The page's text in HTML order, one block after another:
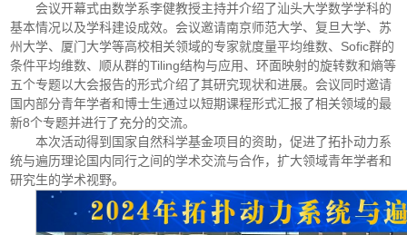
会议开幕式由数学系李健教授主持并介绍了汕头大学数学学科的
基本情况以及学科建设成效。会议邀请南京师范大学、复旦大学、苏
州大学、厦门大学等高校相关领域的专家就度量平均维数、Sofic群的
条件平均维数、顺从群的Tiling结构与应用、环面映射的旋转数和熵等
五个专题以大会报告的形式介绍了其研究现状和进展。会议同时邀请
国内部分青年学者和博士生通过以短期课程形式汇报了相关领域的最
新8个专题并进行了充分的交流。
本次活动得到国家自然科学基金项目的资助，促进了拓扑动力系
统与遍历理论国内同行之间的学术交流与合作，扩大领域青年学者和
研究生的学术视野。